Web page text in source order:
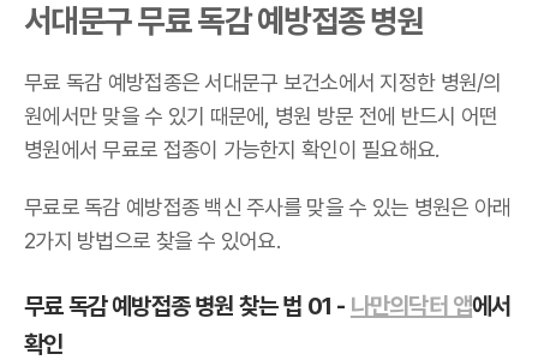
서대문구 무료 독감 예방접종 병원
무료 독감 예방접종은 서대문구 보건소에서 지정한 병원/의
원에서만 맞을 수 있기 때문에, 병원 방문 전에 반드시 어떤
병원에서 무료로 접종이 가능한지 확인이 필요해요.
무료로 독감 예방접종 백신 주사를 맞을 수 있는 병원은 아래
2가지 방법으로 찾을 수 있어요.
무료 독감 예방접종 병원 찾는 법 01 - 나만의닥터 앱에서
확인